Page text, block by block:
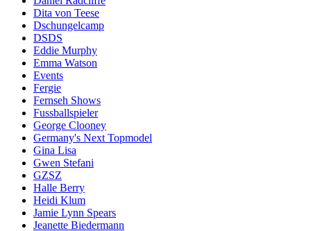
Dita von Teese
Dschungelcamp
DSDS
Eddie Murphy
Emma Watson
Events
Fergie
Fernseh Shows
Fussballspieler
George Clooney
Germany's Next Topmodel
Gina Lisa
Gwen Stefani
GZSZ
Halle Berry
Heidi Klum
Jamie Lynn Spears
Jeanette Biedermann